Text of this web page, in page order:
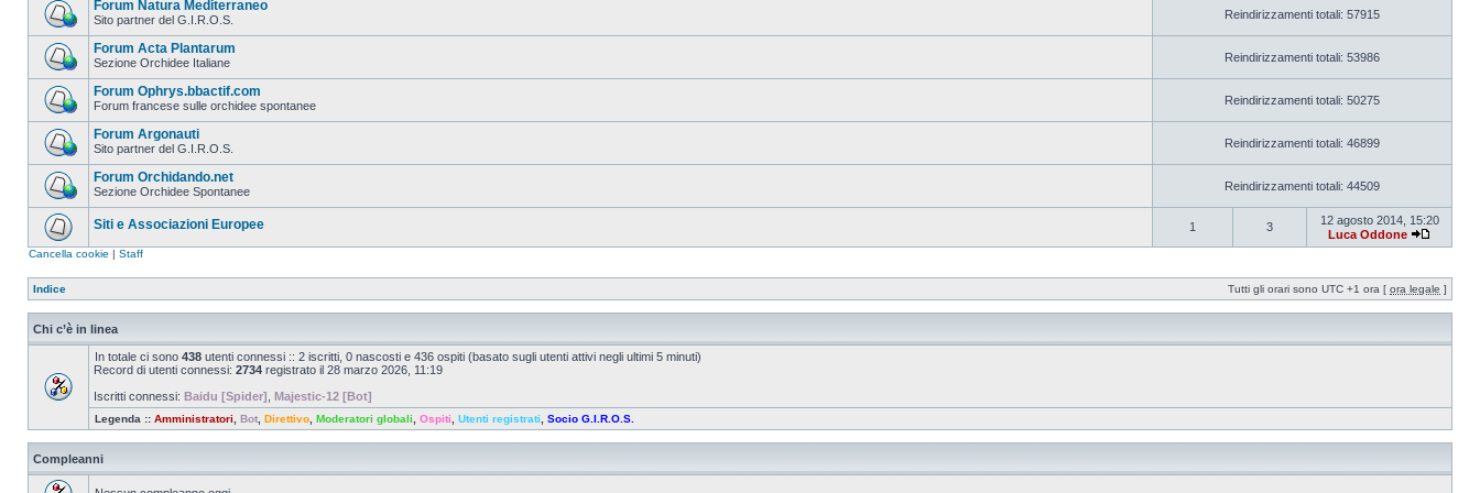
Forum Natura Mediterraneo
Sito partner del G.I.R.O.S. Reindirizzamenti totali: 57915
Forum Acta Plantarum
Sezione Orchidee Italiane Reindirizzamenti totali: 53986
Forum Ophrys.bbactif.com
Forum francese sulle orchidee spontanee Reindirizzamenti totali: 50275
Forum Argonauti
Sito partner del G.I.R.O.S. Reindirizzamenti totali: 46899
Forum Orchidando.net
Sezione Orchidee Spontanee Reindirizzamenti totali: 44509
Siti e Associazioni Europee 1 3
12 agosto 2014, 15:20
Luca Oddone
Cancella cookie | Staff
Indice Tutti gli orari sono UTC +1 ora [ ora legale ]
Chi c’è in linea
In totale ci sono 438 utenti connessi :: 2 iscritti, 0 nascosti e 436 ospiti (basato sugli utenti attivi negli ultimi 5 minuti)
Record di utenti connessi: 2734 registrato il 28 marzo 2026, 11:19
Iscritti connessi: Baidu [Spider] Majestic-12 [Bot]
Legenda :: Amministratori Bot Direttivo Moderatori globali Ospiti Utenti registrati Socio G.I.R.O.S.
Compleanni